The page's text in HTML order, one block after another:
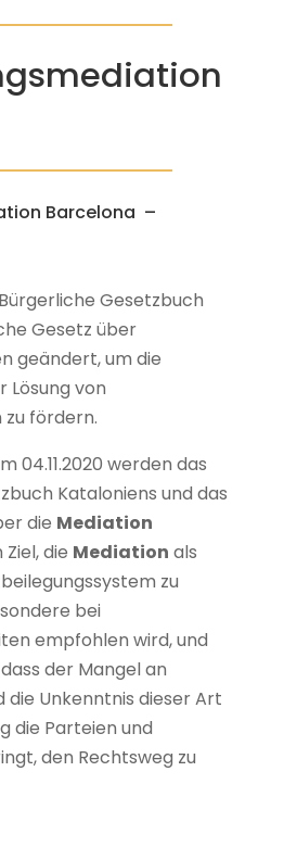
Barcelona –
Gesetzbuch
Gesetz über
geändert, um die
Lösung von
fördern.
04.11.2020 werden das
Kataloniens und das
die Mediation
die Mediation als
zu
bei
empfohlen wird, und
der Mangel an
Unkenntnis dieser Art
die Parteien und
den Rechtsweg zu